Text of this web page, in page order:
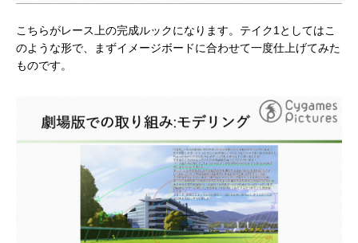
こちらがレース上の完成ルックになります。テイク1としてはこ
のような形で、まずイメージボードに合わせて一度仕上げてみた
ものです。